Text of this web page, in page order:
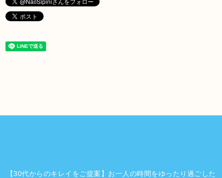
【30代からのキレイをご提案】お一人の時間をゆったり過ごした